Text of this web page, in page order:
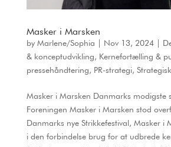
Masker i Marsken
by Marlene/Sophia Nov 13, 2024|
& konceptudvikling, Kernefortælling &
pressehåndtering, PR-strategi,
Masker i Marsken Danmarks modigste
Foreningen Masker i Marsken stod
Danmarks nye Strikkefestival, Masker i
i den forbindelse brug for at udbrede